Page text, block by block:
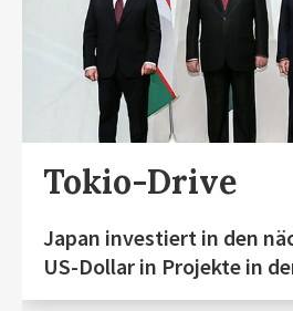
Tokio-Drive
Japan investiert in den
US-Dollar in Projekte in